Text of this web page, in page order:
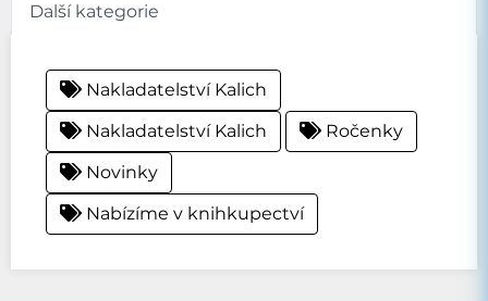
Další kategorie
Nakladatelství Kalich
Nakladatelství Kalich
Ročenky
Novinky
Nabízíme v knihkupectví